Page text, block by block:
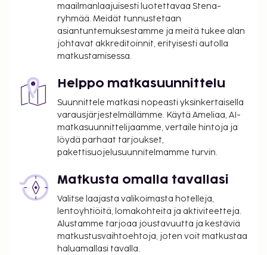
maailmanlaajuisesti luotettavaa Stena-
ryhmää. Meidät tunnustetaan
asiantuntemuksestamme ja meitä tukee alan
johtavat akkreditoinnit, erityisesti autolla
matkustamisessa.
Helppo matkasuunnittelu
Suunnittele matkasi nopeasti yksinkertaisella
varausjärjestelmällämme. Käytä Ameliaa, AI-
matkasuunnittelijaamme, vertaile hintoja ja
löydä parhaat tarjoukset,
pakettisuojelusuunnitelmamme turvin.
Matkusta omalla tavallasi
Valitse laajasta valikoimasta hotelleja,
lentoyhtiöitä, lomakohteita ja aktiviteetteja.
Alustamme tarjoaa joustavuutta ja kestäviä
matkustusvaihtoehtoja, joten voit matkustaa
haluamallasi tavalla.